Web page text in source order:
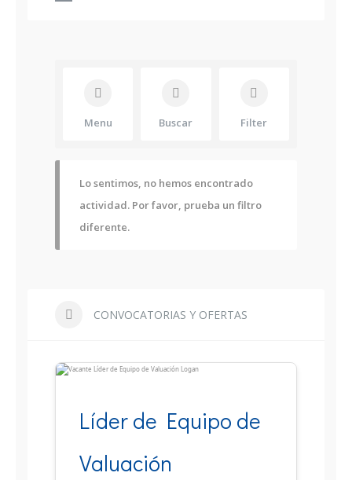
Menu Buscar Filter
Lo sentimos, no hemos encontrado
actividad. Por favor, prueba un filtro
diferente.
CONVOCATORIAS Y OFERTAS
Líder de Equipo de
Valuación